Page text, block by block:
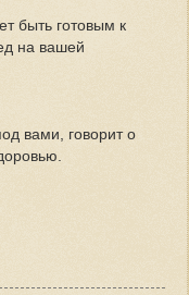
быть готовым к
на вашей
вами, говорит о